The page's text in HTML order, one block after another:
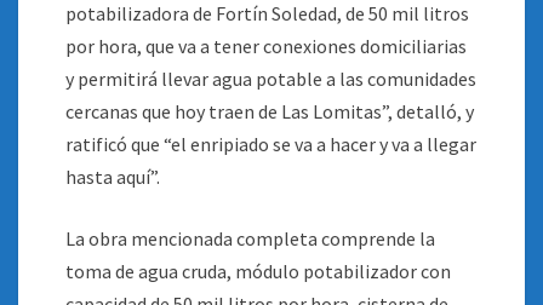
potabilizadora de Fortín Soledad, de 50 mil litros
por hora, que va a tener conexiones domiciliarias
y permitirá llevar agua potable a las comunidades
cercanas que hoy traen de Las Lomitas”, detalló, y
ratificó que “el enripiado se va a hacer y va a llegar
hasta aquí”.
La obra mencionada completa comprende la
toma de agua cruda, módulo potabilizador con